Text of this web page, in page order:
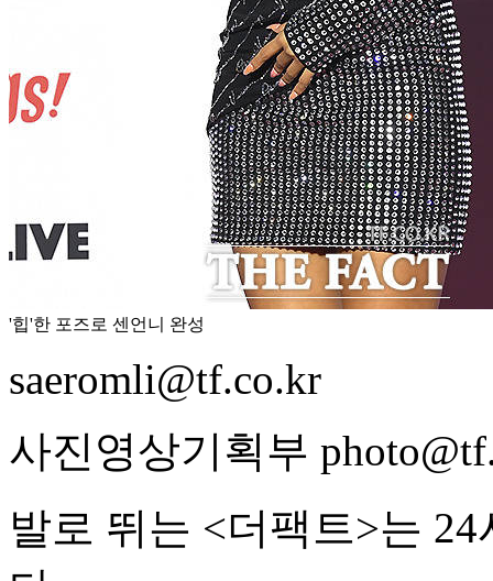
'힙'한 포즈로 센언니 완성
saeromli@tf.co.kr
사진영상기획부
발로 뛰는 <더팩트>는